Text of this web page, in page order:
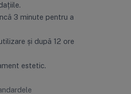
3 minute pentru a
și după 12 ore
estetic.